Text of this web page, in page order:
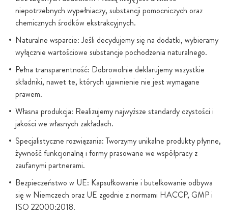
niepotrzebnych wypełniaczy, substancji pomocniczych oraz
chemicznych środków ekstrakcyjnych.
Naturalne wsparcie: Jeśli decydujemy się na dodatki, wybieramy
wyłącznie wartościowe substancje pochodzenia naturalnego.
Pełna transparentność: Dobrowolnie deklarujemy wszystkie
składniki, nawet te, których ujawnienie nie jest wymagane
prawem.
Własna produkcja: Realizujemy najwyższe standardy czystości i
jakości we własnych zakładach.
Specjalistyczne rozwiązania: Tworzymy unikalne produkty płynne,
żywność funkcjonalną i formy prasowane we współpracy z
zaufanymi partnerami.
Bezpieczeństwo w UE: Kapsułkowanie i butelkowanie odbywa
się w Niemczech oraz UE zgodnie z normami HACCP, GMP i
ISO 22000:2018.